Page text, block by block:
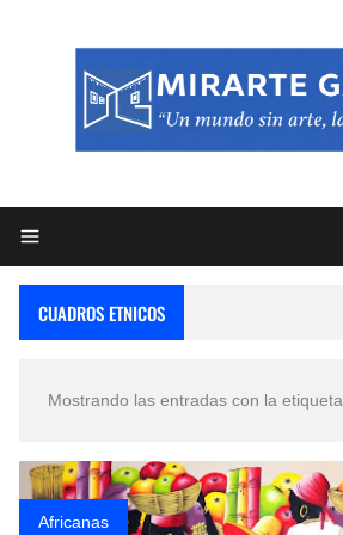
CUADROS ETNICOS
Mostrando las entradas con la etiqueta
Africanas